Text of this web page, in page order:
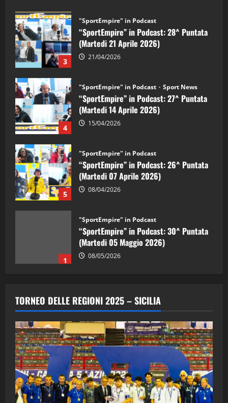
3
"SportEmpire" in Podcast
“SportEmpire” in Podcast: 28^ Puntata
(Martedi 21 Aprile 2026)
21/04/2026
4
"SportEmpire" in Podcast Sport News
“SportEmpire” in Podcast: 27^ Puntata
(Martedi 14 Aprile 2026)
15/04/2026
5
"SportEmpire" in Podcast
“SportEmpire” in Podcast: 26^ Puntata
(Martedi 07 Aprile 2026)
08/04/2026
1
"SportEmpire" in Podcast
“SportEmpire” in Podcast: 30^ Puntata
(Martedi 05 Maggio 2026)
08/05/2026
2
“SportEmpire” in Podcast: 29^ Puntata
(Martedi 28 Aprile 2026)
28/04/2026
3
"SportEmpire" in Podcast
“SportEmpire” in Podcast: 28^ Puntata
(Martedi 21 Aprile 2026)
21/04/2026
TORNEO DELLE REGIONI 2025 – SICILIA